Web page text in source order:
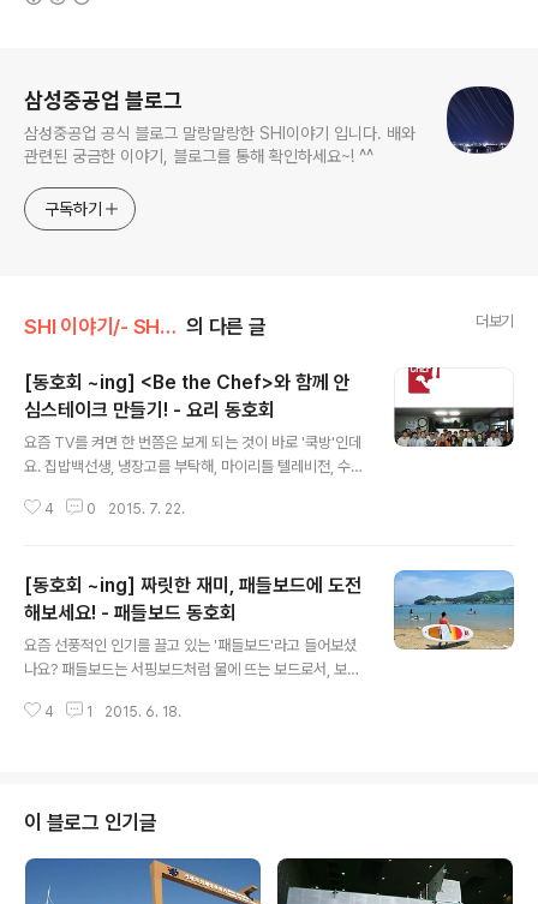
삼성중공업 블로그
삼성중공업 공식 블로그 말랑말랑한 SHI이야기 입니다. 배와
관련된 궁금한 이야기, 블로그를 통해 확인하세요~! ^^
구독하기
SHI 이야기/- SHI 사람들 의 다른 글 더보기
[동호회 ~ing] <Be the Chef>와 함께 안
심스테이크 만들기! - 요리 동호회
요즘 TV를 켜면 한 번쯤은 보게 되는 것이 바로 '쿡방'인데
요. 집밥백선생, 냉장고를 부탁해, 마이리틀 텔레비전, 수요
즐겁게 해주고 있습니다. 걸그룹보다 인기가 많다는 셰프
리에 대한 열정이 가득한 '셰프(?)'들이 모였다고 하여 사내
기자 박현철 사원이 그 현장으로 찾아가 봤습니다. 요리 동
호회 'Be the CHEF'를 소개합니다! 이 동호회의 회장을
맡은 한용구 차장(시추선 PM)은 요리 동호회의 장점을 세
가지로 꼽았는데요. "첫째, 다른 동호회 활동과는 달리 요
리 동호회는 아내가 반대하지 않는다. 둘째, 요리 후 포장
4 0 2015. 7. 22.
[동호회 ~ing] 짜릿한 재미, 패들보드에 도전
해보세요! - 패들보드 동호회
요즘 선풍적인 인기를 끌고 있는 '패들보드'라고 들어보셨
나요? 패들보드는 서핑보드처럼 물에 뜨는 보드로서, 보드
보드 위에서 중심을 잡기 위해 전신의 근육을 써야 할 만큼
동호회도 얼마 전 첫 정기모임을 가졌다고 하는데요. 배근
한 연구원(생산기술연구담당)이 그 현장을 다녀왔습니다.
지금부터 패들보드의 짜릿한 재미와 긴장감을 사진으로 미
리 경험해보세요! ^^ 자, 사진 속 이것이 바로 패들보드입니
4 1 2015. 6. 18.
이 블로그 인기글